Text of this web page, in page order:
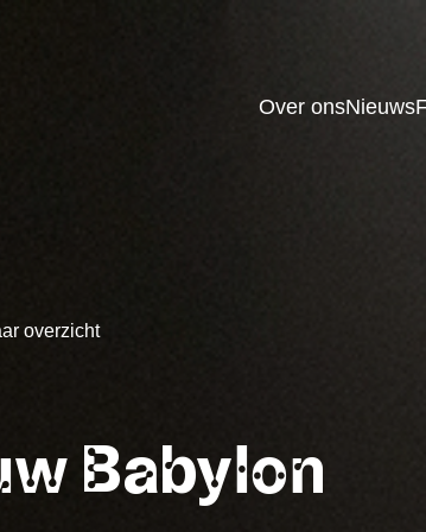
Over onsNieuws
overzicht
Babylon